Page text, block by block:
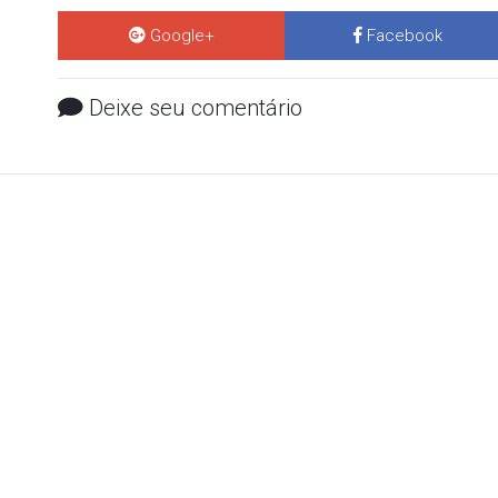
Google+ Facebook
Deixe seu comentário